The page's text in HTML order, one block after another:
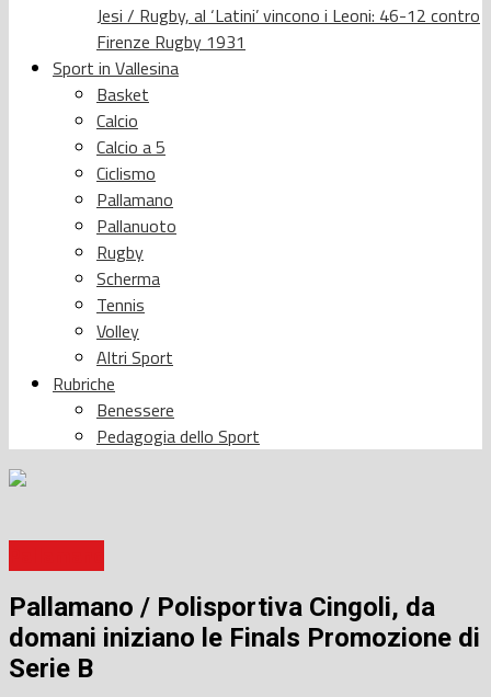
Jesi / Rugby, al ‘Latini’ vincono i Leoni: 46-12 contro
Firenze Rugby 1931
Sport in Vallesina
Basket
Calcio
Calcio a 5
Ciclismo
Pallamano
Pallanuoto
Rugby
Scherma
Tennis
Volley
Altri Sport
Rubriche
Benessere
Pedagogia dello Sport
Pallamano / Polisportiva Cingoli, da
domani iniziano le Finals Promozione di
Serie B